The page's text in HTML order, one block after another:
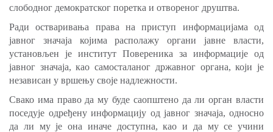
слободног демократског поретка и отвореног друштва.
Ради остваривања права на приступ информацијама од
јавног значаја којима располажу органи јавне власти,
установљен је институт Повереника за информације од
јавног значаја, као самосталаног државног органа, који је
независан у вршењу своје надлежности.
Свако има право да му буде саопштено да ли орган власти
поседује одређену информацију од јавног значаја, односно
да ли му је она иначе доступна, као и да му се учини